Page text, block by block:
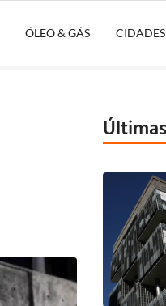
ÓLEO & GÁS CIDADES